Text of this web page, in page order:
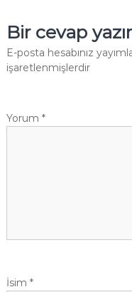
Bir cevap
E-posta hesabınız
işaretlenmişlerdir
Yorum *
İsim *